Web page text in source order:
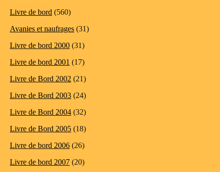
Livre de bord (560)
Avanies et naufrages (31)
Livre de bord 2000 (31)
Livre de bord 2001 (17)
Livre de Bord 2002 (21)
Livre de Bord 2003 (24)
Livre de Bord 2004 (32)
Livre de Bord 2005 (18)
Livre de bord 2006 (26)
Livre de bord 2007 (20)